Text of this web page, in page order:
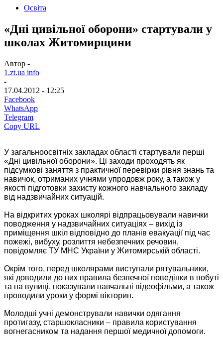
Освіта
«Дні цивільної оборони» стартували у
школах Житомирщини
Автор -
1.zt.ua info
-
17.04.2012 - 12:25
Facebook
WhatsApp
Telegram
Copy URL
У загальноосвітніх закладах області стартували перші
«Дні цивільної оборони». Ці заходи проходять як
підсумкові заняття з практичної перевірки рівня знань та
навичок, отриманих учнями упродовж року, а також у
якості підготовки захисту кожного навчального закладу
від надзвичайних ситуацій.
На відкритих уроках школярі відпрацьовували навички
поводження у надзвичайних ситуаціях – вихід із
приміщення шкіл відповідно до планів евакуації під час
пожежі, вибуху, розлиття небезпечних речовин,
повідомляє ТУ МНС України у Житомирській області.
Окрім того, перед школярами виступали рятувальники,
які доводили до них правила безпечної поведінки в побуті
та на вулиці, показували навчальні відеофільми, а також
проводили уроки у формі вікторин.
Молодші учні демонстрували навички одягання
протигазу, старшокласники – правила користування
вогнегасником та надання першої медичної допомоги.